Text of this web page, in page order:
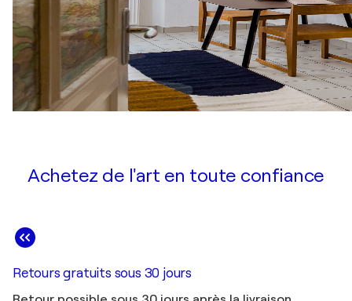
Achetez de l'art en toute confiance
Retours gratuits sous 30 jours